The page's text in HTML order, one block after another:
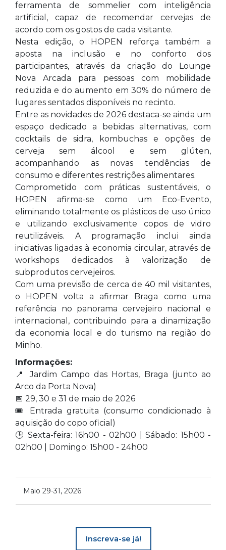
ferramenta de sommelier com inteligência
artificial, capaz de recomendar cervejas de
acordo com os gostos de cada visitante.
Nesta edição, o HOPEN reforça também a
aposta na inclusão e no conforto dos
participantes, através da criação do Lounge
Nova Arcada para pessoas com mobilidade
reduzida e do aumento em 30% do número de
lugares sentados disponíveis no recinto.
Entre as novidades de 2026 destaca-se ainda um
espaço dedicado a bebidas alternativas, com
cocktails de sidra, kombuchas e opções de
cerveja sem álcool e sem glúten,
acompanhando as novas tendências de
consumo e diferentes restrições alimentares.
Comprometido com práticas sustentáveis, o
HOPEN afirma-se como um Eco-Evento,
eliminando totalmente os plásticos de uso único
e utilizando exclusivamente copos de vidro
reutilizáveis. A programação inclui ainda
iniciativas ligadas à economia circular, através de
workshops dedicados à valorização de
subprodutos cervejeiros.
Com uma previsão de cerca de 40 mil visitantes,
o HOPEN volta a afirmar Braga como uma
referência no panorama cervejeiro nacional e
internacional, contribuindo para a dinamização
da economia local e do turismo na região do
Minho.
Informações:
📍 Jardim Campo das Hortas, Braga (junto ao
Arco da Porta Nova)
📅 29, 30 e 31 de maio de 2026
🎟 Entrada gratuita (consumo condicionado à
aquisição do copo oficial)
🕒 Sexta-feira: 16h00 - 02h00 | Sábado: 15h00 -
02h00 | Domingo: 15h00 - 24h00
Maio 29-31, 2026
Inscreva-se já!